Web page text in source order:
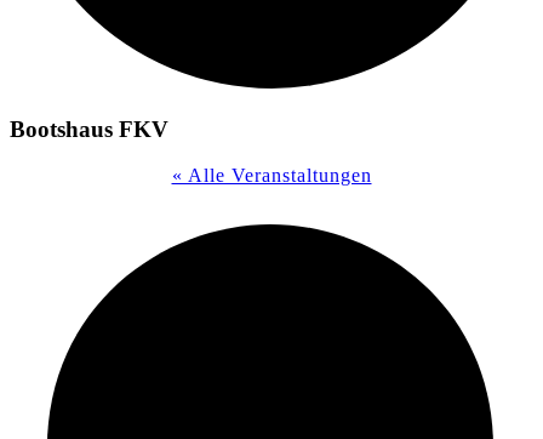
Bootshaus FKV
« Alle Veranstaltungen